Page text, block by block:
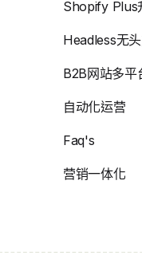
Shopify Plus
Headless无
B2B网站多平
自动化运营
Faq's
营销一体化